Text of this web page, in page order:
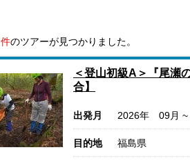
件のツアーが見つかりました。
＜登山初級A＞『尾瀬
合】
出発月 2026年 09月
目的地 福島県